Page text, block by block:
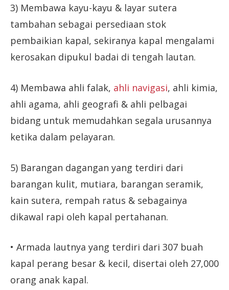
3) Membawa kayu-kayu & layar sutera
tambahan sebagai persediaan stok
pembaikian kapal, sekiranya kapal mengalami
kerosakan dipukul badai di tengah lautan.
4) Membawa ahli falak, ahli navigasi, ahli kimia,
ahli agama, ahli geografi & ahli pelbagai
bidang untuk memudahkan segala urusannya
ketika dalam pelayaran.
5) Barangan dagangan yang terdiri dari
barangan kulit, mutiara, barangan seramik,
kain sutera, rempah ratus & sebagainya
dikawal rapi oleh kapal pertahanan.
• Armada lautnya yang terdiri dari 307 buah
kapal perang besar & kecil, disertai oleh 27,000
orang anak kapal.